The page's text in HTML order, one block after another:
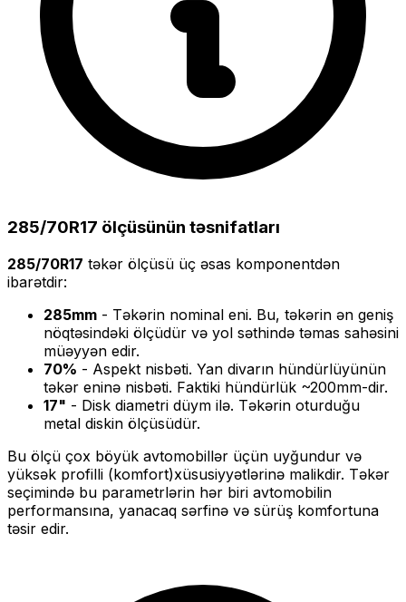
285/70R17 ölçüsünün təsnifatları
285/70R17 təkər ölçüsü üç əsas komponentdən
ibarətdir:
285mm - Təkərin nominal eni. Bu, təkərin ən geniş
nöqtəsindəki ölçüdür və yol səthində təmas sahəsini
müəyyən edir.
70% - Aspekt nisbəti. Yan divarın hündürlüyünün
təkər eninə nisbəti. Faktiki hündürlük ~200mm-dir.
17" - Disk diametri düym ilə. Təkərin oturduğu
metal diskin ölçüsüdür.
Bu ölçü çox böyük avtomobillər üçün uyğundur və
yüksək profilli (komfort)xüsusiyyətlərinə malikdir. Təkər
seçimində bu parametrlərin hər biri avtomobilin
performansına, yanacaq sərfinə və sürüş komfortuna
təsir edir.